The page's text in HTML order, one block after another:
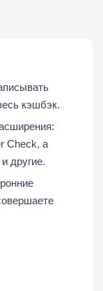
кэшбэк.
Check, а
другие.